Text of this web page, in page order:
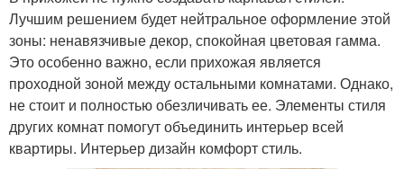
Лучшим решением будет нейтральное оформление этой
зоны: ненавязчивые декор, спокойная цветовая гамма.
Это особенно важно, если прихожая является
проходной зоной между остальными комнатами. Однако,
не стоит и полностью обезличивать ее. Элементы стиля
других комнат помогут объединить интерьер всей
квартиры. Интерьер дизайн комфорт стиль.